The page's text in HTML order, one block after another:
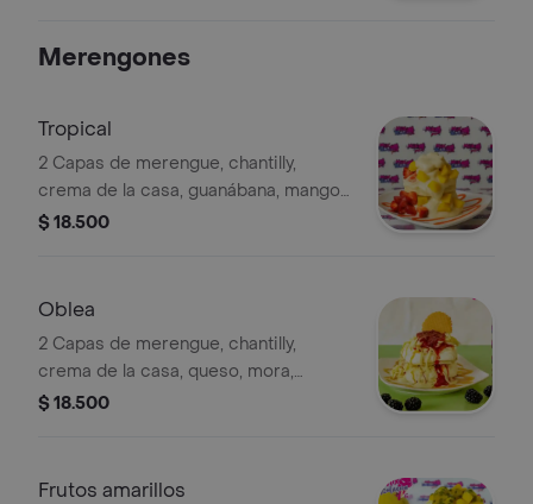
Merengones
Tropical
2 Capas de merengue, chantilly,
crema de la casa, guanábana, mango,
fresa y durazno
$ 18.500
Oblea
2 Capas de merengue, chantilly,
crema de la casa, queso, mora,
arequipe y una mini oblea
$ 18.500
Frutos amarillos